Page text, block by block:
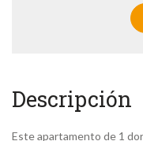
Descripción
Este apartamento de 1